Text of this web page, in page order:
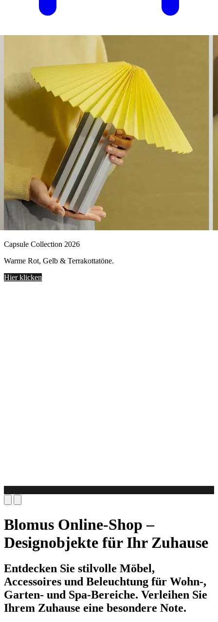
Collection 2026
Rot, Gelb & Terrakottatöne.
klicken
Blomus Online-Shop –
Designobjekte für Ihr Zuhause
Entdecken Sie stilvolle Möbel,
Accessoires und Beleuchtung für Wohn-,
Garten- und Spa-Bereiche. Verleihen Sie
Ihrem Zuhause eine besondere Note.